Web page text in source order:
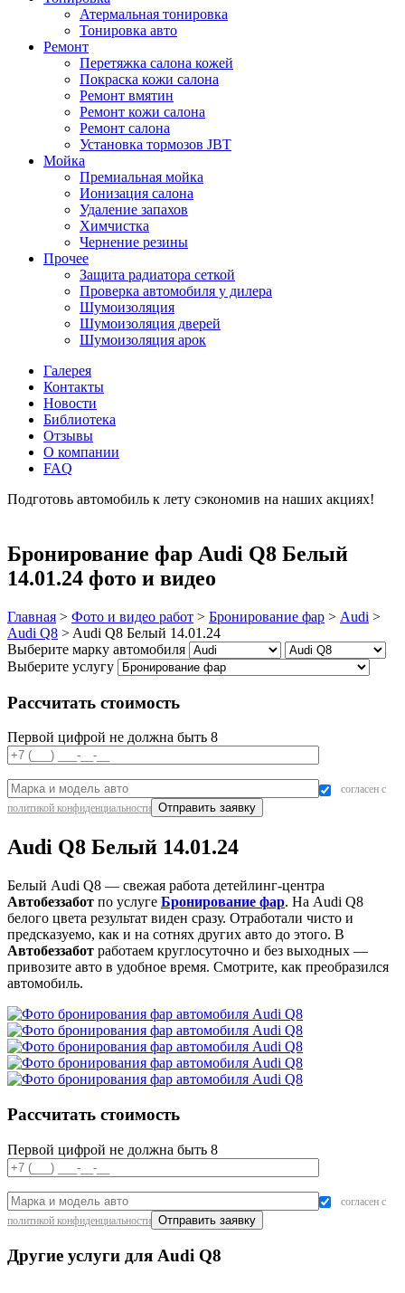
Атермальная тонировка
Тонировка авто
Ремонт
Перетяжка салона кожей
Покраска кожи салона
Ремонт вмятин
Ремонт кожи салона
Ремонт салона
Установка тормозов JBT
Мойка
Премиальная мойка
Ионизация салона
Удаление запахов
Химчистка
Чернение резины
Прочее
Защита радиатора сеткой
Проверка автомобиля у дилера
Шумоизоляция
Шумоизоляция дверей
Шумоизоляция арок
Галерея
Контакты
Новости
Библиотека
Отзывы
О компании
FAQ
Подготовь автомобиль к лету сэкономив на наших акциях!
Бронирование фар Audi Q8 Белый
14.01.24 фото и видео
Главная > Фото и видео работ > Бронирование фар > Audi >
Audi Q8 > Audi Q8 Белый 14.01.24
Выберите марку автомобиля
Выберите услугу
Рассчитать стоимость
Первой цифрой не должна быть 8
согласен с
политикой конфиденциальности
Audi Q8 Белый 14.01.24
Белый Audi Q8 — свежая работа детейлинг-центра
Автобеззабот по услуге Бронирование фар. На Audi Q8
белого цвета результат виден сразу. Отработали чисто и
предсказуемо, как и на сотнях других авто до этого. В
Автобеззабот работаем круглосуточно и без выходных —
привозите авто в удобное время. Смотрите, как преобразился
автомобиль.
Рассчитать стоимость
Первой цифрой не должна быть 8
согласен с
политикой конфиденциальности
Другие услуги для Audi Q8